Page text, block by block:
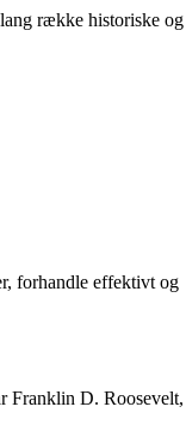
række historiske og
forhandle effektivt og
Franklin D. Roosevelt,